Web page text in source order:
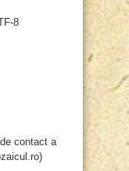
8
contact a